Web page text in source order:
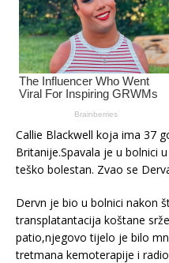
Callie Blackwell koja ima 37
Britanije.Spavala je u bolnici
teško bolestan. Zvao se
Dervn je bio u bolnici nakon
transplatantacija koštane
patio,njegovo tijelo je bilo
tretmana kemoterapije i